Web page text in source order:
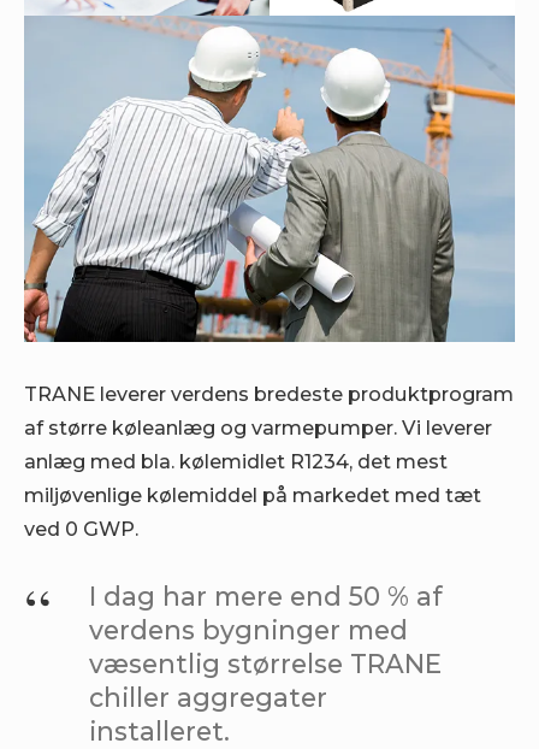
TRANE leverer verdens bredeste produktprogram
af større køleanlæg og varmepumper. Vi leverer
anlæg med bla. kølemidlet R1234, det mest
miljøvenlige kølemiddel på markedet med tæt
ved 0 GWP.
I dag har mere end 50 % af
verdens bygninger med
væsentlig størrelse TRANE
chiller aggregater
installeret.